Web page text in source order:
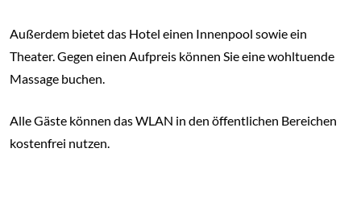
Außerdem bietet das Hotel einen Innenpool sowie ein
Theater. Gegen einen Aufpreis können Sie eine wohltuende
Massage buchen.
Alle Gäste können das WLAN in den öffentlichen Bereichen
kostenfrei nutzen.